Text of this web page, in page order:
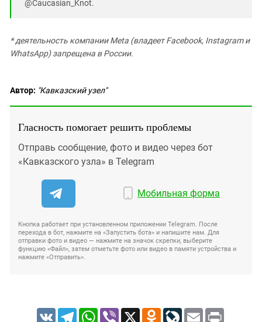
@Caucasian_Knot.
* деятельность компании Meta (владеет Facebook, Instagram и
WhatsApp) запрещена в России.
Автор: "Кавказский узел"
Гласность помогает решить проблемы
Отправь сообщение, фото и видео через бот
«Кавказского узла» в Telegram
Мобильная форма
Кнопка работает при установленном приложении Telegram. После
перехода в бот, нажмите на «Запустить бота» и напишите нам. Для
отправки фото и видео — нажмите на значок скрепки, выберите
функцию «Файл», затем отметьте фото или видео в памяти устройства и
нажмите «Отправить».
VK TelegramWhatsApp
Viber X Odnoklassniki
LiveJournal
Email Print